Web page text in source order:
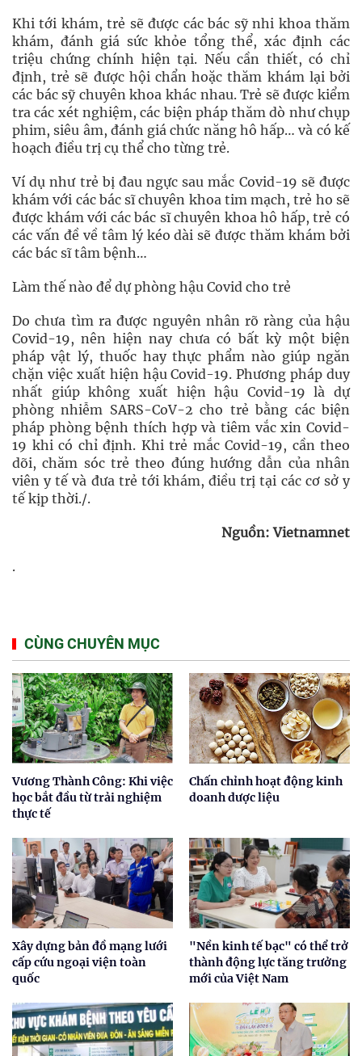
Khi tới khám, trẻ sẽ được các bác sỹ nhi khoa thăm
khám, đánh giá sức khỏe tổng thể, xác định các
triệu chứng chính hiện tại. Nếu cần thiết, có chỉ
định, trẻ sẽ được hội chẩn hoặc thăm khám lại bởi
các bác sỹ chuyên khoa khác nhau. Trẻ sẽ được kiểm
tra các xét nghiệm, các biện pháp thăm dò như chụp
phim, siêu âm, đánh giá chức năng hô hấp… và có kế
hoạch điều trị cụ thể cho từng trẻ.
Ví dụ như trẻ bị đau ngực sau mắc Covid-19 sẽ được
khám với các bác sĩ chuyên khoa tim mạch, trẻ ho sẽ
được khám với các bác sĩ chuyên khoa hô hấp, trẻ có
các vấn đề về tâm lý kéo dài sẽ được thăm khám bởi
các bác sĩ tâm bệnh…
Làm thế nào để dự phòng hậu Covid cho trẻ
Do chưa tìm ra được nguyên nhân rõ ràng của hậu
Covid-19, nên hiện nay chưa có bất kỳ một biện
pháp vật lý, thuốc hay thực phẩm nào giúp ngăn
chặn việc xuất hiện hậu Covid-19. Phương pháp duy
nhất giúp không xuất hiện hậu Covid-19 là dự
phòng nhiễm SARS-CoV-2 cho trẻ bằng các biện
pháp phòng bệnh thích hợp và tiêm vắc xin Covid-
19 khi có chỉ định. Khi trẻ mắc Covid-19, cần theo
dõi, chăm sóc trẻ theo đúng hướng dẫn của nhân
viên y tế và đưa trẻ tới khám, điều trị tại các cơ sở y
tế kịp thời./.
Nguồn: Vietnamnet
.
CÙNG CHUYÊN MỤC
Vương Thành Công: Khi việc
học bắt đầu từ trải nghiệm
thực tế
Chấn chỉnh hoạt động kinh
doanh dược liệu
Xây dựng bản đồ mạng lưới
cấp cứu ngoại viện toàn
quốc
"Nền kinh tế bạc" có thể trở
thành động lực tăng trưởng
mới của Việt Nam